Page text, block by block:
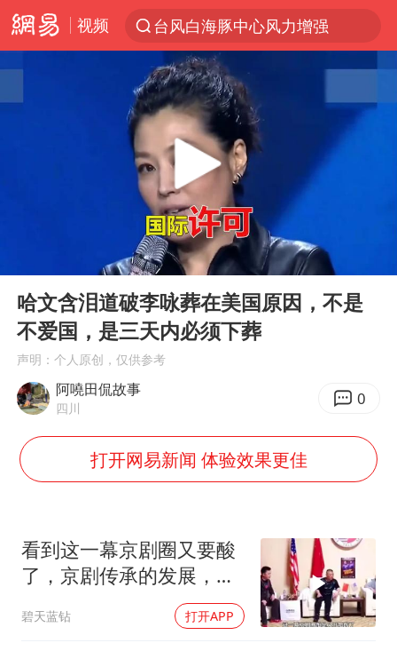
视频
台风白海豚中心风力增强
佛山通报笔试前13被淘汰后5名进体检
国防部回应日本试射“战斧”导弹
“立秋的第一杯奶茶”又爆单了
宇树科技中一签需缴款7.54万元
山东一元代青花杯离奇失踪
台湾海峡南口北上船舶实施交通管制
“新疆阿勒泰八月能滑雪”不实
四川宜宾地震网友称睡觉被摇醒
今日立秋你咬秋了吗
公司“上四休三”但要降薪1000元
东方之约 相约未来
Play
01:48
哈文含泪道破李咏葬在美国原因，不是
不爱国，是三天内必须下葬
声明：个人原创，仅供参考
阿嘵田侃故事
四川 0
打开网易新闻 体验效果更佳
看到这一幕京剧圈又要酸
了，京剧传承的发展，郭
碧天蓝钻 打开APP